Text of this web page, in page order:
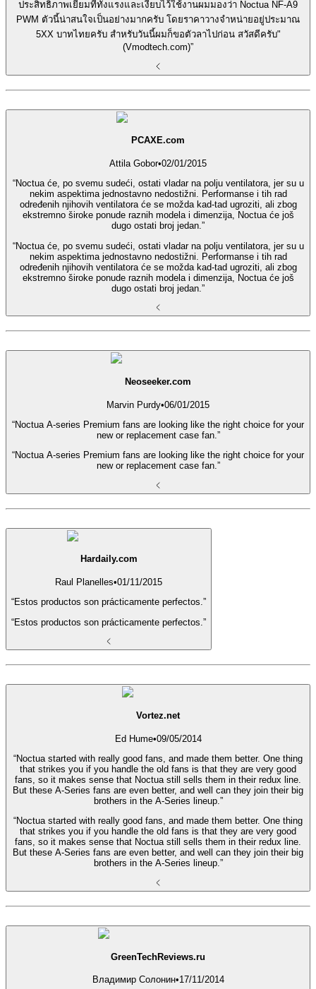
ประสิทธิภาพเยี่ยมที่ทั้งแรงและเงียบไว้ใช้งานผมมองว่า Noctua NF-A9
PWM ตัวนี้น่าสนใจเป็นอย่างมากครับ โดยราคาวางจำหน่ายอยู่ประมาณ
5XX บาทไทยครับ สำหรับวันนี้ผมก็ขอตัวลาไปก่อน สวัสดีครับ"
(Vmodtech.com)”
PCAXE.com
Attila Gobor•02/01/2015
“Noctua će, po svemu sudeći, ostati vladar na polju ventilatora, jer su u
nekim aspektima jednostavno nedostižni. Performanse i tih rad
određenih njihovih ventilatora će se možda kad-tad ugroziti, ali zbog
ekstremno široke ponude raznih modela i dimenzija, Noctua će još
dugo ostati broj jedan.”
“Noctua će, po svemu sudeći, ostati vladar na polju ventilatora, jer su u
nekim aspektima jednostavno nedostižni. Performanse i tih rad
određenih njihovih ventilatora će se možda kad-tad ugroziti, ali zbog
ekstremno široke ponude raznih modela i dimenzija, Noctua će još
dugo ostati broj jedan.”
Neoseeker.com
Marvin Purdy•06/01/2015
“Noctua A-series Premium fans are looking like the right choice for your
new or replacement case fan.”
“Noctua A-series Premium fans are looking like the right choice for your
new or replacement case fan.”
Hardaily.com
Raul Planelles•01/11/2015
“Estos productos son prácticamente perfectos.”
“Estos productos son prácticamente perfectos.”
Vortez.net
Ed Hume•09/05/2014
“Noctua started with really good fans, and made them better. One thing
that strikes you if you handle the old fans is that they are very good
fans, so it makes sense that Noctua still sells them in their redux line.
But these A-Series fans are even better, and well can they join their big
brothers in the A-Series lineup.”
“Noctua started with really good fans, and made them better. One thing
that strikes you if you handle the old fans is that they are very good
fans, so it makes sense that Noctua still sells them in their redux line.
But these A-Series fans are even better, and well can they join their big
brothers in the A-Series lineup.”
GreenTechReviews.ru
Владимир Солонин•17/11/2014